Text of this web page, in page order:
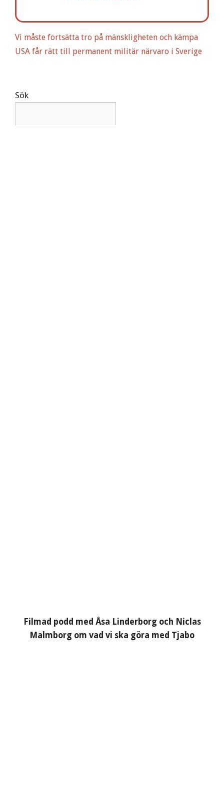
v
e
Vi måste fortsätta tro på mänskligheten och kämpa
USA får rätt till permanent militär närvaro i Sverige
Sök
Filmad podd med Åsa Linderborg och Niclas
Malmborg om vad vi ska göra med Tjabo